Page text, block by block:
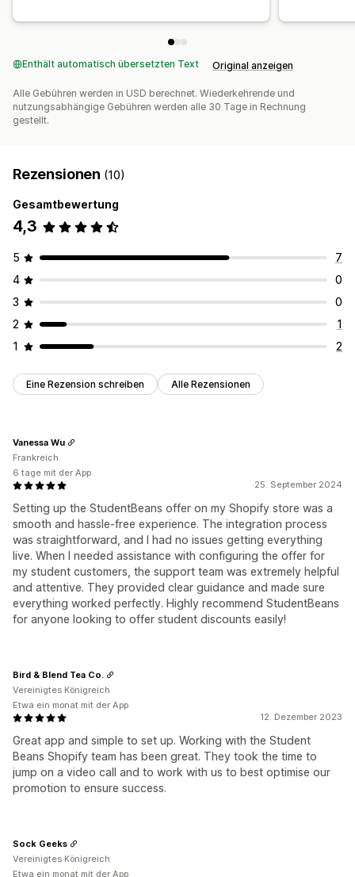
Enthält automatisch übersetzten Text Original anzeigen
Alle Gebühren werden in USD berechnet. Wiederkehrende und
nutzungsabhängige Gebühren werden alle 30 Tage in Rechnung
gestellt.
Rezensionen (10)
Gesamtbewertung
4,3
5
7
4
0
3
0
2
1
1
2
Eine Rezension schreiben Alle Rezensionen
25. September 2024
Setting up the StudentBeans offer on my Shopify store was a
smooth and hassle-free experience. The integration process
was straightforward, and I had no issues getting everything
live. When I needed assistance with configuring the offer for
my student customers, the support team was extremely helpful
and attentive. They provided clear guidance and made sure
everything worked perfectly. Highly recommend StudentBeans
for anyone looking to offer student discounts easily!
Vanessa Wu
Frankreich
6 tage mit der App
12. Dezember 2023
Great app and simple to set up. Working with the Student
Beans Shopify team has been great. They took the time to
jump on a video call and to work with us to best optimise our
promotion to ensure success.
Bird & Blend Tea Co.
Vereinigtes Königreich
Etwa ein monat mit der App
Sock Geeks
Vereinigtes Königreich
Etwa ein monat mit der App